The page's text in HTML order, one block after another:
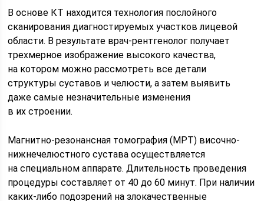
В основе КТ находится технология послойного
сканирования диагностируемых участков лицевой
области. В результате врач-рентгенолог получает
трехмерное изображение высокого качества,
на котором можно рассмотреть все детали
структуры суставов и челюсти, а затем выявить
даже самые незначительные изменения
в их строении.
Магнитно-резонансная томография (МРТ) височно-
нижнечелюстного сустава осуществляется
на специальном аппарате. Длительность проведения
процедуры составляет от 40 до 60 минут. При наличии
каких-либо подозрений на злокачественные